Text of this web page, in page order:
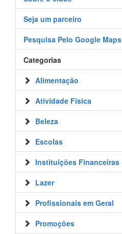
Seja um parceiro
Pesquisa Pelo Google Maps
Categorias
Alimentação
Atividade Física
Beleza
Escolas
Instituições Financeiras
Lazer
Profissionais em Geral
Promoções